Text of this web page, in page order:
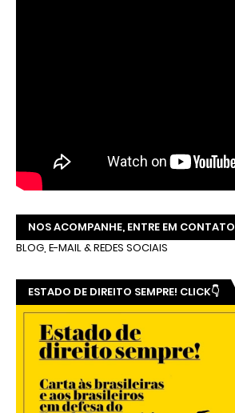
NOS ACOMPANHE, ENTRE EM CONTATO
BLOG, E-MAIL & REDES SOCIAIS
ESTADO DE DIREITO SEMPRE! CLICK👇